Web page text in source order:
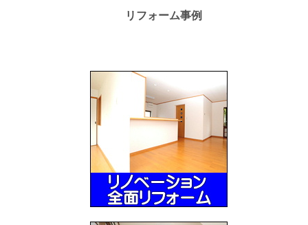
リフォーム事例